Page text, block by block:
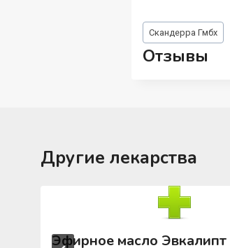
Метки
записи:
Скандерра Гмбх
Отзывы
Другие лекарства
Эфирное масло Эвкалипт